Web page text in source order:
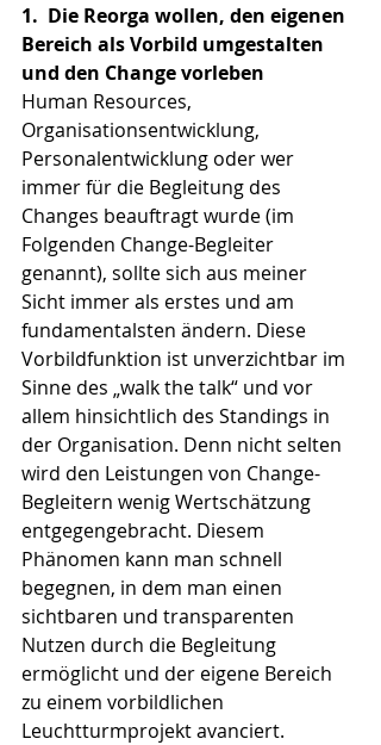
1. Die Reorga wollen, den eigenen
Bereich als Vorbild umgestalten
und den Change vorleben
Human Resources,
Organisationsentwicklung,
Personalentwicklung oder wer
immer für die Begleitung des
Changes beauftragt wurde (im
Folgenden Change-Begleiter
genannt), sollte sich aus meiner
Sicht immer als erstes und am
fundamentalsten ändern. Diese
Vorbildfunktion ist unverzichtbar im
Sinne des „walk the talk“ und vor
allem hinsichtlich des Standings in
der Organisation. Denn nicht selten
wird den Leistungen von Change-
Begleitern wenig Wertschätzung
entgegengebracht. Diesem
Phänomen kann man schnell
begegnen, in dem man einen
sichtbaren und transparenten
Nutzen durch die Begleitung
ermöglicht und der eigene Bereich
zu einem vorbildlichen
Leuchtturmprojekt avanciert.